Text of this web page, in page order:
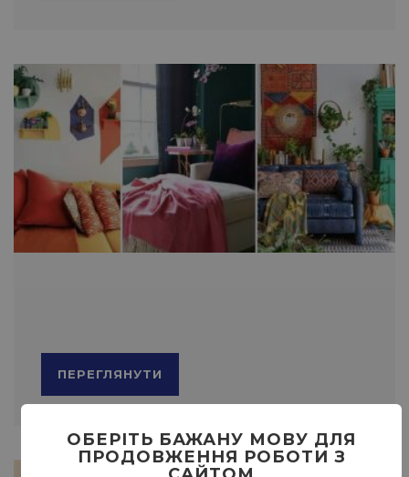
ПЕРЕГЛЯНУТИ
ОБЕРІТЬ БАЖАНУ МОВУ ДЛЯ
ПРОДОВЖЕННЯ РОБОТИ З